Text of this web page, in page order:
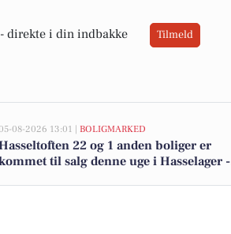
direkte i din indbakke Tilmeld
08-2026 13:01 | BOLIGMARKED
22 og 1 anden boliger er
til salg denne uge i Hasselager -